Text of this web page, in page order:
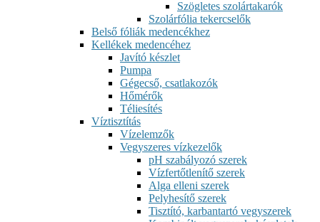
Szögletes szolártakarók
Szolárfólia tekercselők
Belső fóliák medencékhez
Kellékek medencéhez
Javító készlet
Pumpa
Gégecső, csatlakozók
Hőmérők
Téliesítés
Víztisztítás
Vízelemzők
Vegyszeres vízkezelők
pH szabályozó szerek
Vízfertőtlenítő szerek
Alga elleni szerek
Pelyhesítő szerek
Tisztító, karbantartó vegyszerek